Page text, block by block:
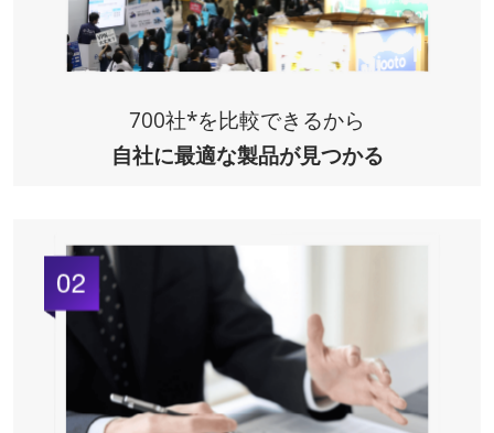
700社*を比較できるから
自社に最適な製品が見つかる